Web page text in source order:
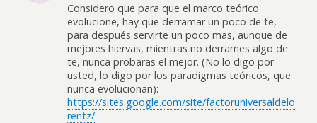
Considero que para que el marco teórico
evolucione, hay que derramar un poco de te,
para después servirte un poco mas, aunque de
mejores hiervas, mientras no derrames algo de
te, nunca probaras el mejor. (No lo digo por
usted, lo digo por los paradigmas teóricos, que
nunca evolucionan):
https://sites.google.com/site/factoruniversaldelo
rentz/